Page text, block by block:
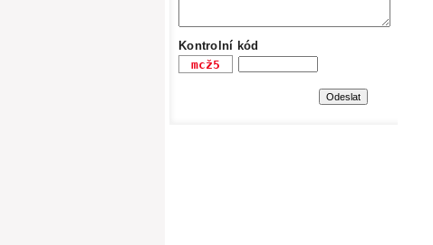
Kontrolní kód